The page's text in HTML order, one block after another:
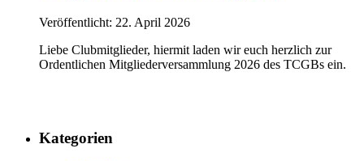
Veröffentlicht: 22. April 2026
Liebe Clubmitglieder, hiermit laden wir euch herzlich zur
Ordentlichen Mitgliederversammlung 2026 des TCGBs ein.
Kategorien